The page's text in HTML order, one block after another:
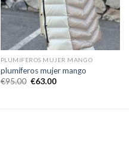
PLUMIFEROS MUJER MANGO
plumiferos mujer mango
€95.00 €63.00